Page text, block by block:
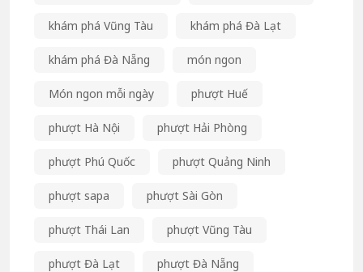
khám phá Vũng Tàu khám phá Đà Lạt
khám phá Đà Nẵng món ngon
Món ngon mỗi ngày phượt Huế
phượt Hà Nội phượt Hải Phòng
phượt Phú Quốc phượt Quảng Ninh
phượt sapa phượt Sài Gòn
phượt Thái Lan phượt Vũng Tàu
phượt Đà Lạt phượt Đà Nẵng